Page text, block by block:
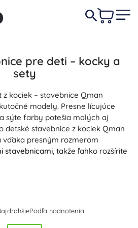
pre deti – kocky a
sety
kociek – stavebnice Qman
modely. Presne lícujúce
sýte farby potešia malých aj
detské stavebnice z kociek Qman
vďaka presným rozmerom
stavebnicami, takže ľahko rozšírite
sety: mestské série s autami,
modely strojov, lietadiel a
stavebnice s kaviarňami, domami
doplnky a zberateľské
Podľa hodnotenia